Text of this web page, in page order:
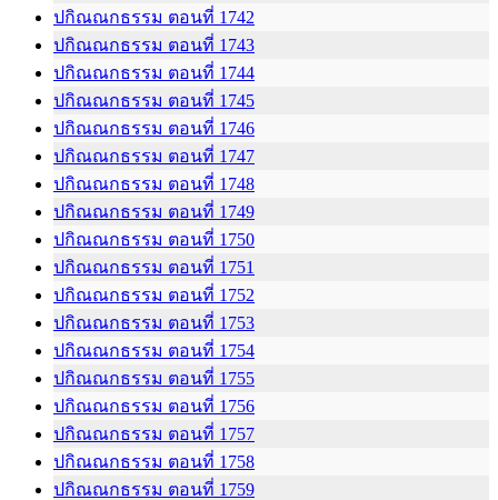
ปกิณณกธรรม ตอนที่ 1742
ปกิณณกธรรม ตอนที่ 1743
ปกิณณกธรรม ตอนที่ 1744
ปกิณณกธรรม ตอนที่ 1745
ปกิณณกธรรม ตอนที่ 1746
ปกิณณกธรรม ตอนที่ 1747
ปกิณณกธรรม ตอนที่ 1748
ปกิณณกธรรม ตอนที่ 1749
ปกิณณกธรรม ตอนที่ 1750
ปกิณณกธรรม ตอนที่ 1751
ปกิณณกธรรม ตอนที่ 1752
ปกิณณกธรรม ตอนที่ 1753
ปกิณณกธรรม ตอนที่ 1754
ปกิณณกธรรม ตอนที่ 1755
ปกิณณกธรรม ตอนที่ 1756
ปกิณณกธรรม ตอนที่ 1757
ปกิณณกธรรม ตอนที่ 1758
ปกิณณกธรรม ตอนที่ 1759